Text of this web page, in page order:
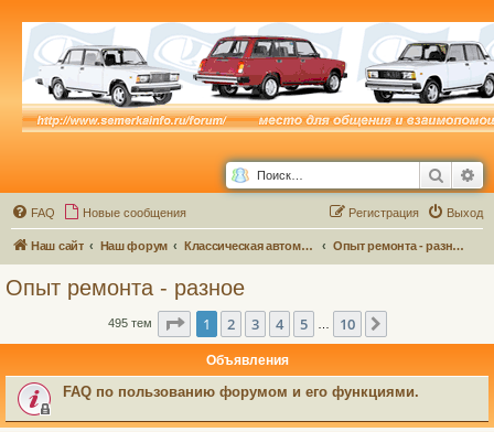
Поиск
FAQ Новые сообщения Выход
Регистрация
Наш сайт Наш форум Классическая автомастерская Опыт ремонта - разное
Опыт ремонта - разное
495 тем Страница из 10
1 2 3 4 5 10
Объявления
FAQ по пользованию форумом и его функциями.